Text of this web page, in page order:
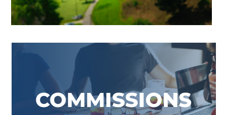
COMMISSIONS